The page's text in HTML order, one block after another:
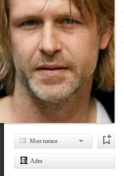
Мои папки
Adm